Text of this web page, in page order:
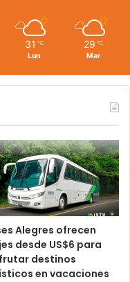
31 ℃
Lun
29 ℃
Mar
Alegres ofrecen
desde US$6 para
destinos
en vacaciones